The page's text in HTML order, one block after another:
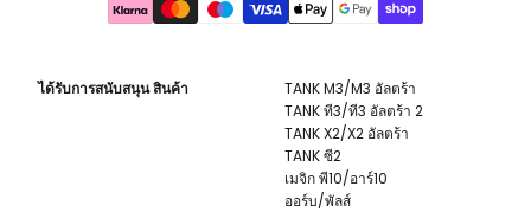
ได้รับการสนับสนุนสินค้า TANKM3/M3 อัลตร้า
TANKที3/ที3 อัลตร้า 2
TANKX2/X2 อัลตร้า
TANKซี2
เมจิก พี10/อาร์10
ออร์บ/พัลส์